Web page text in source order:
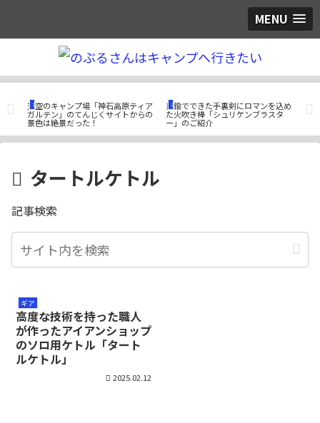
MENU
キャンプ場紹介
天空のキャンプ場「神石高原ティア
ガルテン」のてんじくサイトからの
景色は絶景だった！
ギア
真鍮でできた手裏剣にロマンを込め
た火吹き棒「シュリケンブラスタ
ー」のご紹介
ギ
夏
ィ
タートルケトル
記事検索
ギア
高度な技術を持った職人
が作ったアイアンショップ
のソロ用ケトル「タート
ルケトル」
2025.02.12